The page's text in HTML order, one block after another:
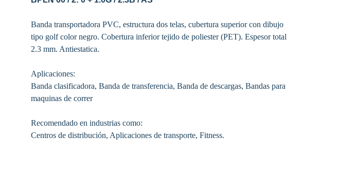
Banda transportadora PVC, estructura dos telas, cubertura superior con dibujo
tipo golf color negro. Cobertura inferior tejido de poliester (PET). Espesor total
2.3 mm. Antiestatica.
Aplicaciones:
Banda clasificadora, Banda de transferencia, Banda de descargas, Bandas para
maquinas de correr
Recomendado en industrias como:
Centros de distribución, Aplicaciones de transporte, Fitness.